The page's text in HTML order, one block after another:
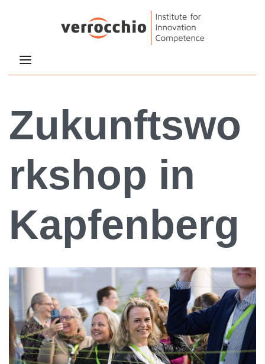
Zukunftswo
rkshop in
Kapfenberg